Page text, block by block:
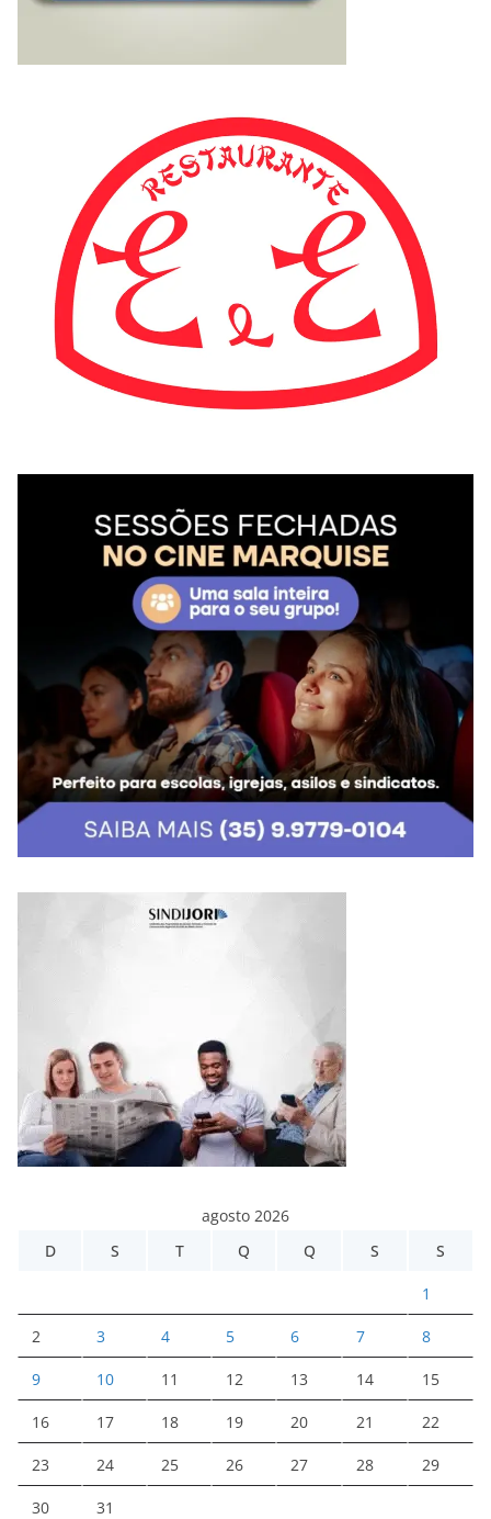
agosto 2026
D
S T Q Q S S
1
2 3 4 5 6 7 8
9 10 11 12 13 14 15
16 17 18 19 20 21 22
23 24 25 26 27 28 29
30 31